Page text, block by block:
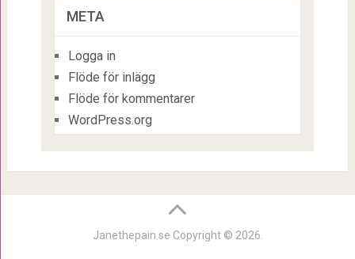
META
Logga in
Flöde för inlägg
Flöde för kommentarer
WordPress.org
Janethepain.se Copyright © 2026.